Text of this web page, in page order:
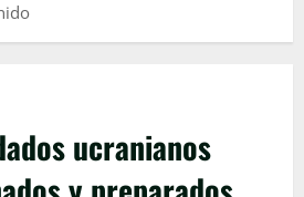
ucranianos